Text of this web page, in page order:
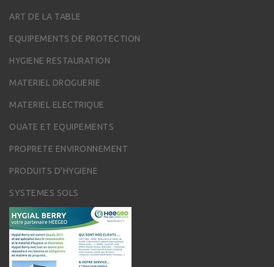
ART DE LA TABLE
EQUIPEMENTS DE PROTECTION
HYGIENE RESTAURATION
MATERIEL DROGUERIE
MATERIEL ELECTRIQUE
OUATE ET EQUIPEMENTS
PROPRETE ENVIRONNEMENT
PRODUITS D'HYGIENE
SYSTEMES SOLS